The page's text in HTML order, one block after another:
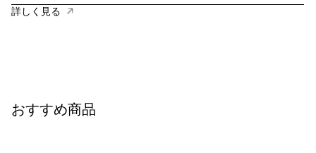
詳しく見る
おすすめ商品